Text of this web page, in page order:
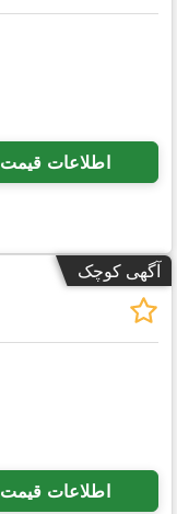
اطلاعات قیمت
آگهی کوچک
اطلاعات قیمت